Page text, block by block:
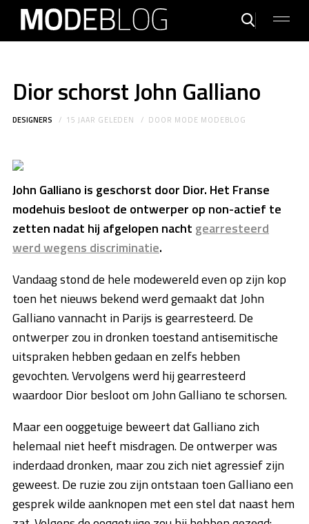
Dior schorst John Galliano
DESIGNERS 15 JAAR GELEDEN DOOR MODE MODEBLOG
John Galliano is geschorst door Dior. Het Franse
modehuis besloot de ontwerper op non-actief te
zetten nadat hij afgelopen nacht gearresteerd
werd wegens discriminatie.
Vandaag stond de hele modewereld even op zijn kop
toen het nieuws bekend werd gemaakt dat John
Galliano vannacht in Parijs is gearresteerd. De
ontwerper zou in dronken toestand antisemitische
uitspraken hebben gedaan en zelfs hebben
gevochten. Vervolgens werd hij gearresteerd
waardoor Dior besloot om John Galliano te schorsen.
Maar een ooggetuige beweert dat Galliano zich
helemaal niet heeft misdragen. De ontwerper was
inderdaad dronken, maar zou zich niet agressief zijn
geweest. De ruzie zou zijn ontstaan toen Galliano een
gesprek wilde aanknopen met een stel dat naast hem